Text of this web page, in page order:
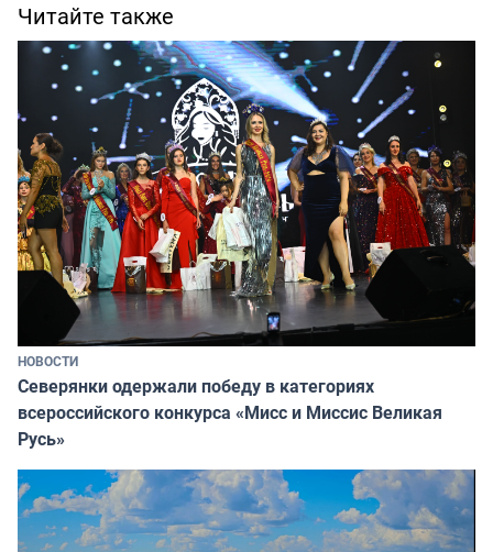
Читайте также
НОВОСТИ
Северянки одержали победу в категориях
всероссийского конкурса «Мисс и Миссис Великая
Русь»